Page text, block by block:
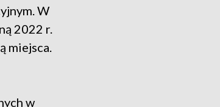
W
2022 r.
miejsca.
w